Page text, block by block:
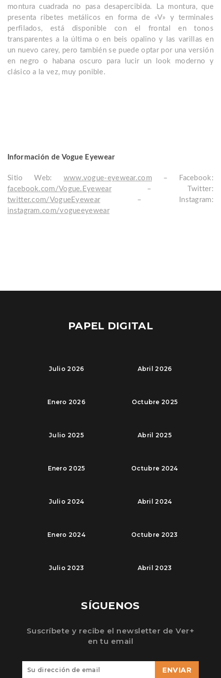
montura cuadrada no pasa desapercibida. La montura, que
presenta ribetes metálicos en forma de «V» y terminales
perfilados, está disponible con el frontal en tonos
transparentes a la última o en beis opalino y las varillas en
un nuevo carey, pero también se puede optar por una versión
en negro o habana oscuro para lucir un look moderno y
clásico a la vez, muy ponible.
Información de Vogue Eyewear
Sitio Web: www.vogue-eyewear.com – Facebook:
facebook.com/Vogue.Eyewear– Twitter:
twitter.com/VogueEyewear– Instagram:
instagram.com/vogueeyewear
PAPEL DIGITAL
Julio 2026 Abril 2026
Enero 2026 Octubre 2025
Julio 2025 Abril 2025
Enero 2025 Octubre 2024
Julio 2024 Abril 2024
Enero 2024 Octubre 2023
Julio 2023 Abril 2023
SÍGUENOS
Suscríbete y recibe el newsletter de Ver+
en tu email
ENVIAR